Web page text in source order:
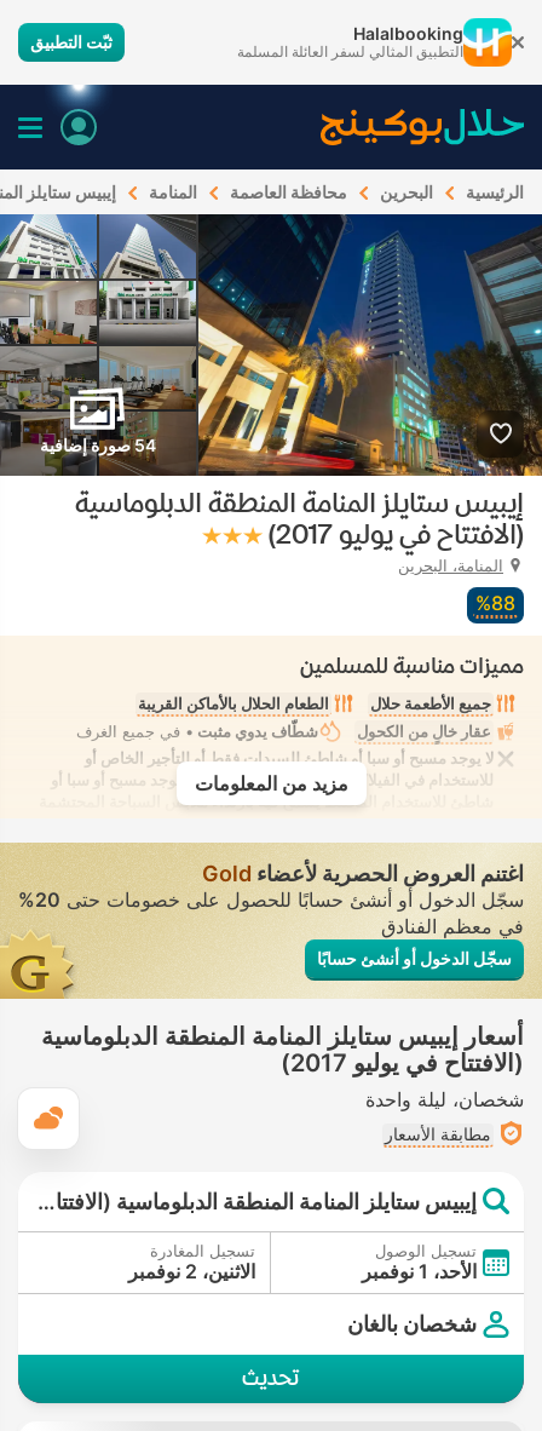
Halalbooking
التطبيق المثالي لسفر العائلة المسلمة ثبّت التطبيق
الرئيسية البحرين محافظة العاصمة المنامة إيبيس ستايلز
54 صورة إضافية
إيبيس ستايلز المنامة المنطقة الدبلوماسية
(الافتتاح في يوليو 2017)
المنامة، البحرين
88‏%
مميزات مناسبة للمسلمين
جميع الأطعمة حلال
الطعام الحلال بالأماكن القريبة
عقار خالٍ من الكحول
شطّاف يدوي مثبت • في جميع الغرف
لا يوجد مسبح أو سبا أو شاطئ للسيدات فقط أو للتأجير الخاص أو
للاستخدام في الفيلا/الغرفة يوفر الانعزال التام. لا يوجد مسبح أو سبا أو
شاطئ للاستخدام المُختلط يُسمح فيه بارتداء ملابس السباحة المحتشمة
مزيد من المعلومات
اغتنم العروض الحصرية لأعضاء Gold
سجّل الدخول أو أنشئ حسابًا للحصول على خصومات حتى20%
في معظم الفنادق
سجّل الدخول أو أنشئ حسابًا
أسعار إيبيس ستايلز المنامة المنطقة الدبلوماسية
(الافتتاح في يوليو 2017)
شخصان ليلة واحدة
مطابقة الأسعار
إيبيس ستايلز المنامة المنطقة الدبلوماسية (الافتتاح في يوليو 2017)
تسجيل الوصول
الأحد، 1 نوفمبر
تسجيل المغادرة
الاثنين، 2 نوفمبر
شخصان بالغان
تحديث